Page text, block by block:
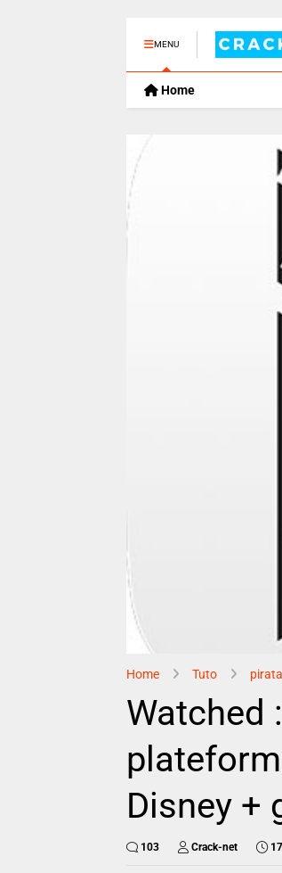
MENU
Home
Home Tuto
Watched
Disney +
103 Crack-net